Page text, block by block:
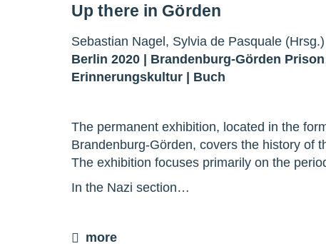
Up there in Görden
Sebastian Nagel, Sylvia de Pasquale (Hrsg.)
Berlin 2020 | Brandenburg-Görden
Erinnerungskultur | Buch
The permanent exhibition, located in the
Brandenburg-Görden, covers the history of
The exhibition focuses primarily on the
In the Nazi section…
more